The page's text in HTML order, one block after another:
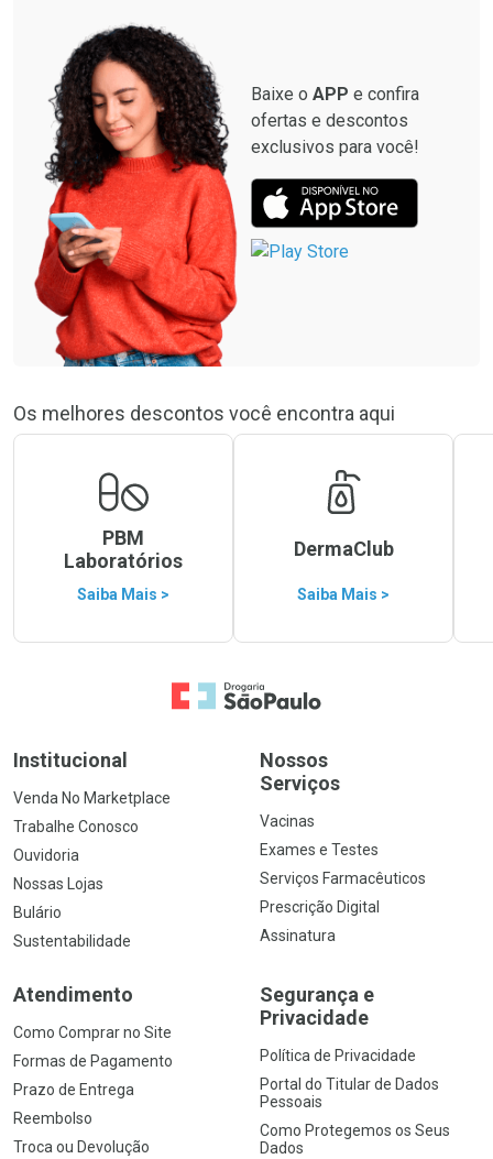
Baixe o APP e confira
ofertas e descontos
exclusivos para você!
Os melhores descontos você encontra aqui
PBM
Laboratórios
Saiba Mais >
DermaClub
Saiba Mais >
Ir para a Home
Institucional
Venda No Marketplace
Trabalhe Conosco
Ouvidoria
Nossas Lojas
Bulário
Sustentabilidade
Nossos
Serviços
Vacinas
Exames e Testes
Serviços Farmacêuticos
Prescrição Digital
Assinatura
Atendimento
Como Comprar no Site
Formas de Pagamento
Prazo de Entrega
Reembolso
Troca ou Devolução
Segurança e
Privacidade
Política de Privacidade
Portal do Titular de Dados
Pessoais
Como Protegemos os Seus
Dados